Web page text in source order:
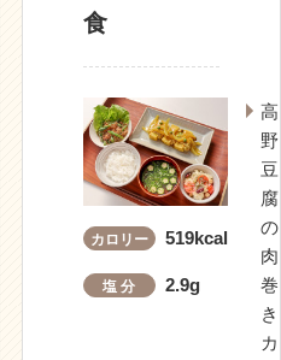
食
カロリー 519kcal
塩 分 2.9g
高
野
豆
腐
の
肉
巻
き
カ